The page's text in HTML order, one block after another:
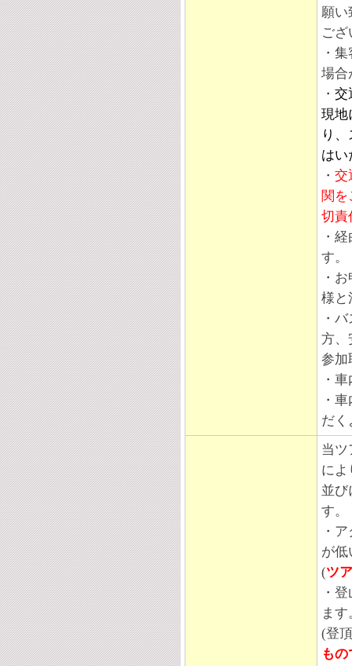
願い
ご
・
場合
・ 交
現地
り、
はい
・ 交
関を
切責
・
す。
・
様と
・
方、
参加
・
・
だく
当ツ
によ
並び
す。
・
が低
(ツ
・
ます
(登
も